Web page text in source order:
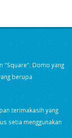
"Square". Domo yang
berupa
terimakasih yang
setia menggunakan